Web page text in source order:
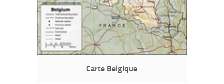
Carte Belgique